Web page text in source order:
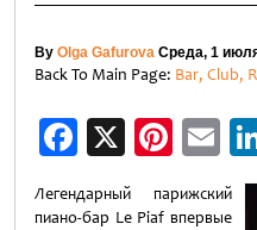
By Olga Gafurova Среда, 1
Back To Main Page: Bar, Club,
Facebook
X
Легендарный парижский
пиано-бар Le Piaf впервые